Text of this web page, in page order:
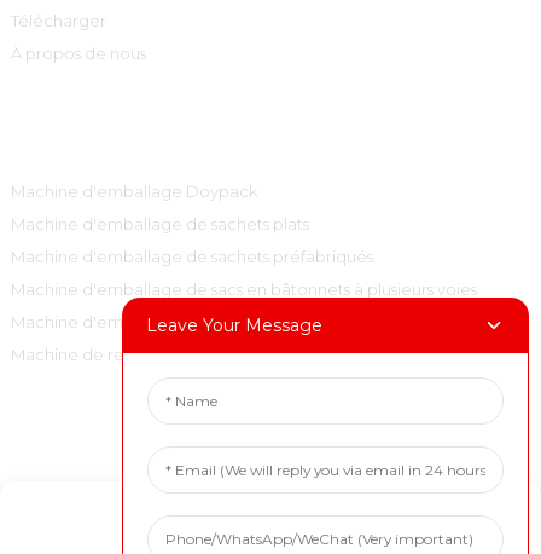
Télécharger
À propos de nous
Machine d'emballage Doypack
Machine d'emballage de sachets plats
Machine d'emballage de sachets préfabriqués
Machine d'emballage de sacs en bâtonnets à plusieurs voies
Machine d'emballage de sacs à oreillers verticaux
Machine de remplissage et de bouchage
Tél. : +86 15001972710
Courriel : marketing@boevan.cn
Leave Your Message
Manage Cookie Consent